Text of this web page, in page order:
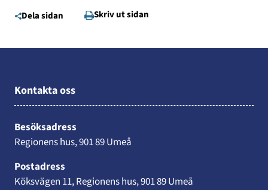
Dela sidan
Skriv ut sidan
Kontakta oss
Besöksadress
Regionens hus, 901 89 Umeå
Postadress
Köksvägen 11, Regionens hus, 901 89 Umeå